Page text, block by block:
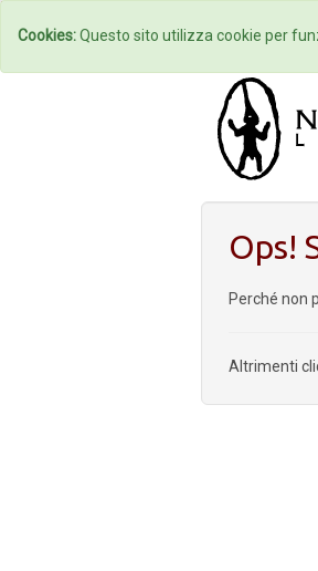
Ops!
Perché non
Altrimenti
Cookies:Questo sito utilizza cookie per